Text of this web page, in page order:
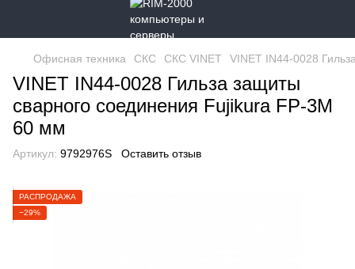
Офисная техника СКС СКС VINET VINET IN44-0028
VINET IN44-0028 Гильза защиты
сварного соединения Fujikura FP-3M
60 мм
Артикул: 9792976S Оставить отзыв
РАСПРОДАЖА
−29%